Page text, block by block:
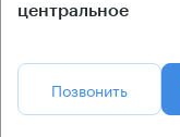
центральное
Позвонить